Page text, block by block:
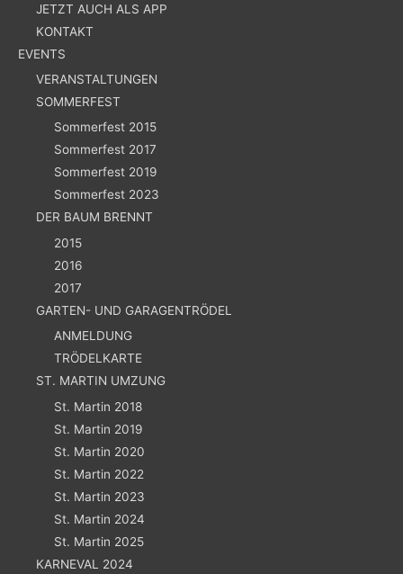
JETZT AUCH ALS APP
KONTAKT
EVENTS
VERANSTALTUNGEN
SOMMERFEST
Sommerfest 2015
Sommerfest 2017
Sommerfest 2019
Sommerfest 2023
DER BAUM BRENNT
2015
2016
2017
GARTEN- UND GARAGENTRÖDEL
ANMELDUNG
TRÖDELKARTE
ST. MARTIN UMZUNG
St. Martin 2018
St. Martin 2019
St. Martin 2020
St. Martin 2022
St. Martin 2023
St. Martin 2024
St. Martin 2025
KARNEVAL 2024